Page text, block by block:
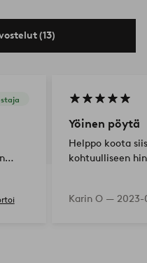
(13)
Yöinen pöytä
Helppo koota
kohtuulliseen
Karin O — 2023-